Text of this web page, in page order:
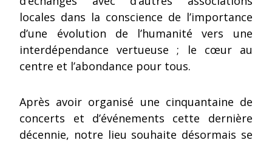
locales dans la conscience de l’importance
d’une évolution de l’humanité vers une
interdépendance vertueuse ; le cœur au
centre et l’abondance pour tous.
Après avoir organisé une cinquantaine de
concerts et d’événements cette dernière
décennie, notre lieu souhaite désormais se